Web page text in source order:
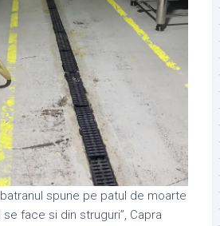
spune pe patul de moarte
se face si din struguri”, Capra